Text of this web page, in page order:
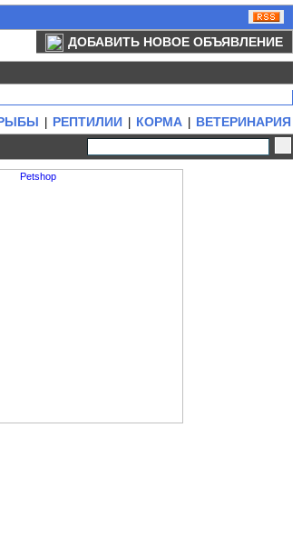
ДОБАВИТЬ НОВОЕ ОБЪЯВЛЕНИЕ
РЕПТИЛИИ КОРМА
ВЕТЕРИНАРИЯ